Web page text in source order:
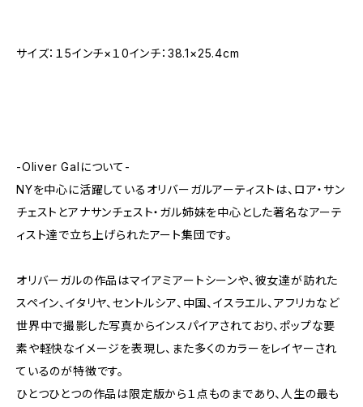
サイズ：１5インチ×１0インチ：38.1×25.4cm
-Oliver Galについて-
NYを中心に活躍しているオリバーガルアーティストは、ロア・サン
チェストとアナサンチェスト・ガル姉妹を中心とした著名なアーテ
ィスト達で立ち上げられたアート集団です。
オリバーガルの作品はマイアミアートシーンや、彼女達が訪れた
スペイン、イタリヤ、セントルシア、中国、イスラエル、アフリカなど
世界中で撮影した写真からインスパイアされており、ポップな要
素や軽快なイメージを表現し、また多くのカラーをレイヤーされ
ているのが特徴です。
ひとつひとつの作品は限定版から１点ものまであり、人生の最も